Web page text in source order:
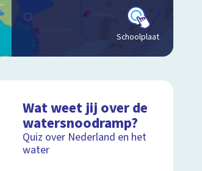
Schoolplaat
Wat weet jij over de
watersnoodramp?
Quiz over Nederland en het
water